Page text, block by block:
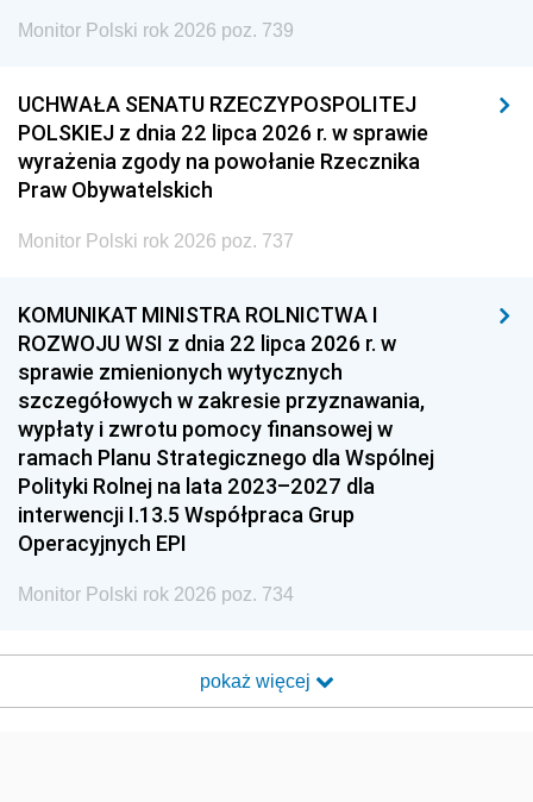
Monitor Polski rok 2026 poz. 739
UCHWAŁA SENATU RZECZYPOSPOLITEJ
POLSKIEJ z dnia 22 lipca 2026 r. w sprawie
wyrażenia zgody na powołanie Rzecznika
Praw Obywatelskich
Monitor Polski rok 2026 poz. 737
KOMUNIKAT MINISTRA ROLNICTWA I
ROZWOJU WSI z dnia 22 lipca 2026 r. w
sprawie zmienionych wytycznych
szczegółowych w zakresie przyznawania,
wypłaty i zwrotu pomocy finansowej w
ramach Planu Strategicznego dla Wspólnej
Polityki Rolnej na lata 2023–2027 dla
interwencji I.13.5 Współpraca Grup
Operacyjnych EPI
Monitor Polski rok 2026 poz. 734
pokaż więcej